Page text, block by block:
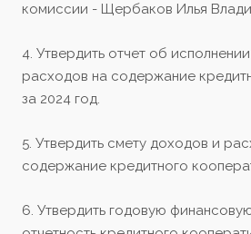
комиссии - Щербаков Илья
4. Утвердить отчет об
расходов на содержание
за 2024 год.
5. Утвердить смету доходов и
содержание кредитного
6. Утвердить годовую